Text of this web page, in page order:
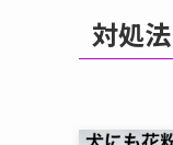
対処法